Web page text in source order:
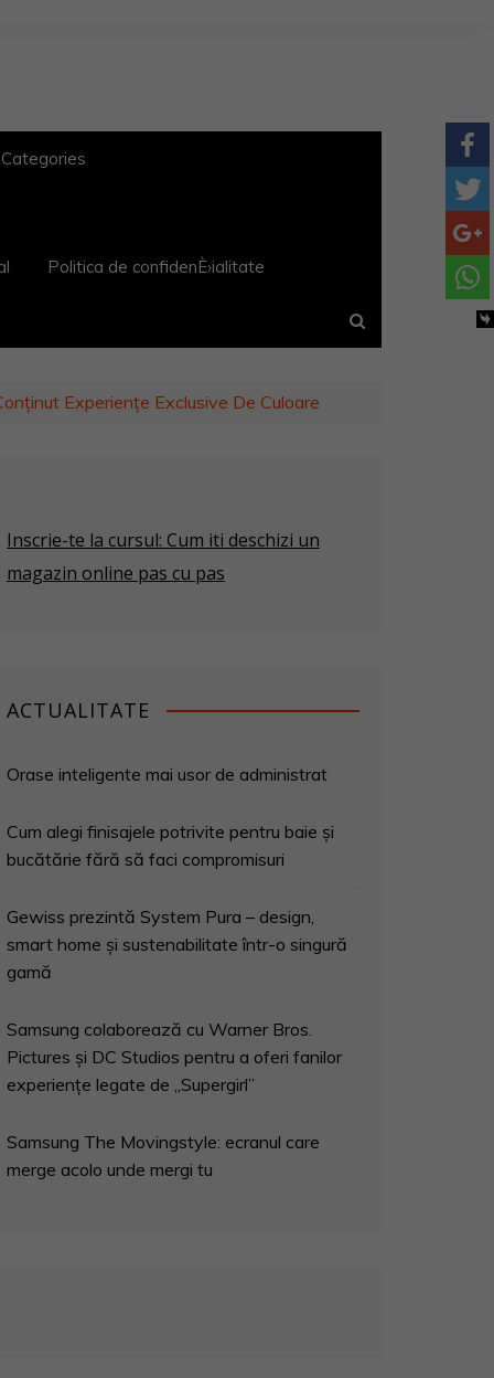
Politica de confidenÈ›ialitate
Experiențe Exclusive De Culoare
Inscrie-te la cursul: Cum iti deschizi un
magazin online pas cu pas
ACTUALITATE
Orase inteligente mai usor de administrat
Cum alegi finisajele potrivite pentru baie și
bucătărie fără să faci compromisuri
Gewiss prezintă System Pura – design,
smart home și sustenabilitate într-o singură
gamă
Samsung colaborează cu Warner Bros.
Pictures și DC Studios pentru a oferi fanilor
experiențe legate de „Supergirl”
Samsung The Movingstyle: ecranul care
merge acolo unde mergi tu